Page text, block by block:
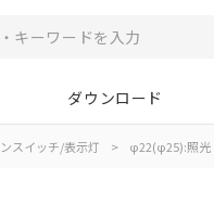
ダウンロード
スイッチ/表示灯 > φ22(φ25):照光